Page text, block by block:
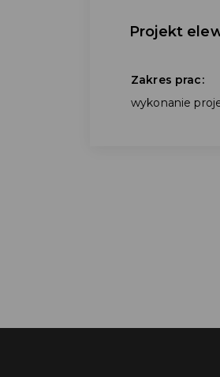
Projekt
Zakres prac:
wykonanie